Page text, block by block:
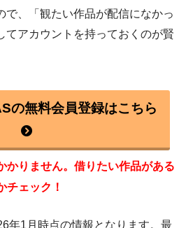
で、「観たい作品が配信になかっ
てアカウントを持っておくのが賢
の無料会員登録はこちら
りません。借りたい作品がある
チェック！
年1月時点の情報となります。最